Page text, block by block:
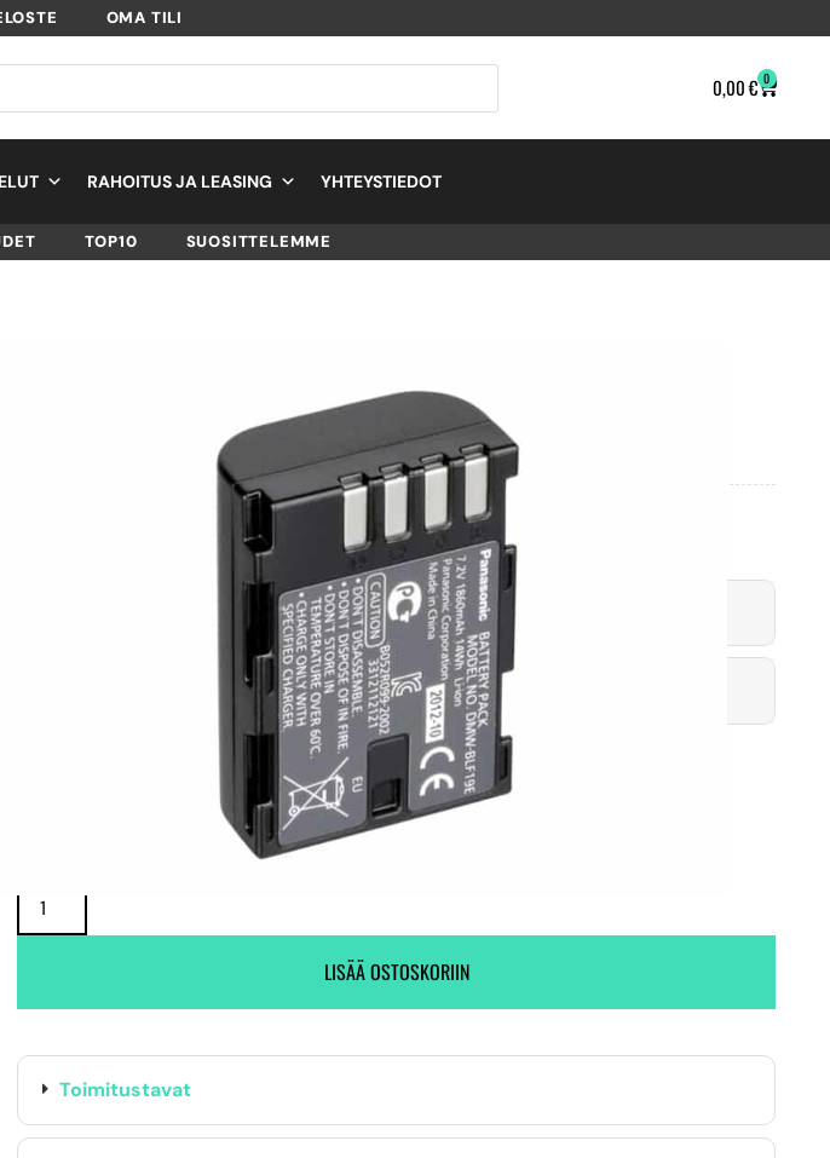
OMA TILI
0,00€ 0
RAHOITUS JA LEASING YHTEYSTIEDOT
TOP10 SUOSITTELEMME
Toimitus heti! (1 kpl varastossa)
Maahantuojan varasto: 2 kpl varastossa.
LISÄÄ OSTOSKORIIN
Toimitustavat